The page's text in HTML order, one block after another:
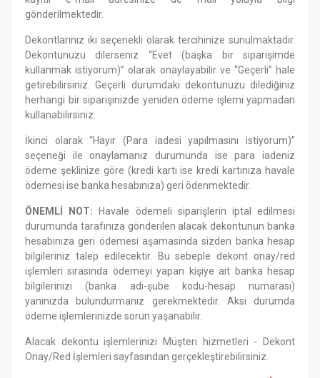
gönderilmektedir.
Dekontlarınız iki seçenekli olarak tercihinize sunulmaktadır.
Dekontunuzu dilerseniz “Evet (başka bir siparişimde
kullanmak istiyorum)” olarak onaylayabilir ve “Geçerli” hale
getirebilirsiniz. Geçerli durumdaki dekontunuzu dilediğiniz
herhangi bir siparişinizde yeniden ödeme işlemi yapmadan
kullanabilirsiniz.
İkinci olarak “Hayır (Para iadesi yapılmasını istiyorum)”
seçeneği ile onaylamanız durumunda ise para iadeniz
ödeme şeklinize göre (kredi kartı ise kredi kartınıza havale
ödemesi ise banka hesabınıza) geri ödenmektedir.
ÖNEMLİ NOT:
Havale ödemeli siparişlerin iptal edilmesi
durumunda tarafınıza gönderilen alacak dekontunun banka
hesabınıza geri ödemesi aşamasında sizden banka hesap
bilgileriniz talep edilecektir. Bu sebeple dekont onay/red
işlemleri sırasında ödemeyi yapan kişiye ait banka hesap
bilgilerinizi (banka adı-şube kodu-hesap numarası)
yanınızda bulundurmanız gerekmektedir. Aksi durumda
ödeme işlemlerinizde sorun yaşanabilir.
Alacak dekontu işlemlerinizi Müşteri hizmetleri - Dekont
Onay/Red İşlemleri sayfasından gerçekleştirebilirsiniz.